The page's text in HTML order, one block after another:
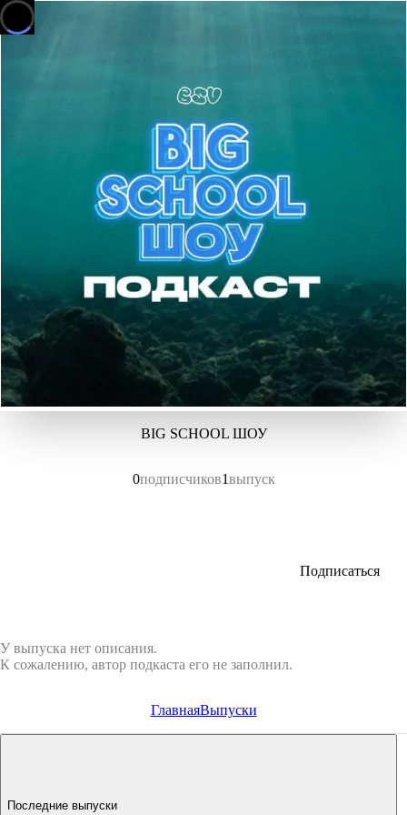
BIG SCHOOL ШОУ
0подписчиков1выпуск
Подписаться
У выпуска нет описания.
К сожалению, автор подкаста его не заполнил.
ГлавнаяВыпуски
Последние выпуски